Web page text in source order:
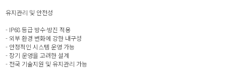
유지관리 및 안전성
- IP68 등급 방수·방진 적용
- 외부 환경 변화에 강한 내구성
- 안정적인 시스템 운영 가능
- 장기 운영을 고려한 설계
- 전국 기술지원 및 유지관리 가능